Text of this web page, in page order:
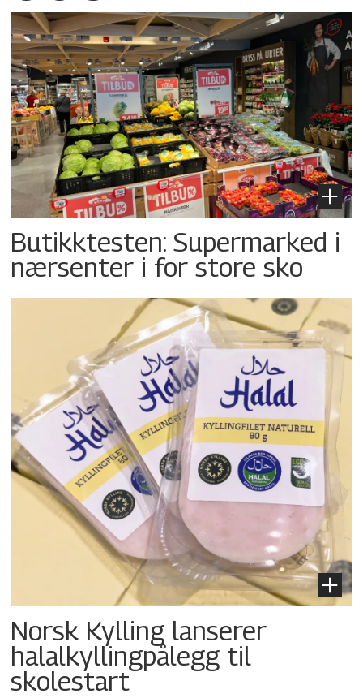
Butikktesten: Supermarked i
nærsenter i for store sko
Norsk Kylling lanserer
halalkylling­pålegg til
skolestart